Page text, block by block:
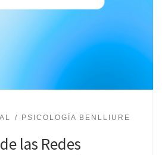
PSICOLOGÍA BENLLIURE
las Redes